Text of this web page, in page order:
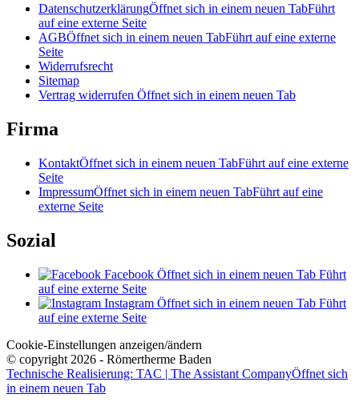
DatenschutzerklärungÖffnet sich in einem neuen TabFührt
auf eine externe Seite
AGBÖffnet sich in einem neuen TabFührt auf eine externe
Seite
Widerrufsrecht
Sitemap
Vertrag widerrufen Öffnet sich in einem neuen Tab
Firma
KontaktÖffnet sich in einem neuen TabFührt auf eine externe
Seite
ImpressumÖffnet sich in einem neuen TabFührt auf eine
externe Seite
Sozial
Facebook Öffnet sich in einem neuen Tab Führt
auf eine externe Seite
Instagram Öffnet sich in einem neuen Tab Führt
auf eine externe Seite
Cookie-Einstellungen anzeigen/ändern
© copyright 2026 - Römertherme Baden
Technische Realisierung: TAC | The Assistant CompanyÖffnet sich
in einem neuen Tab